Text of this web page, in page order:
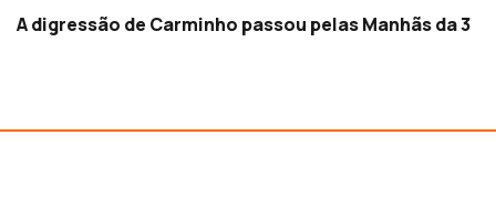
A digressão de Carminho passou pelas Manhãs da 3